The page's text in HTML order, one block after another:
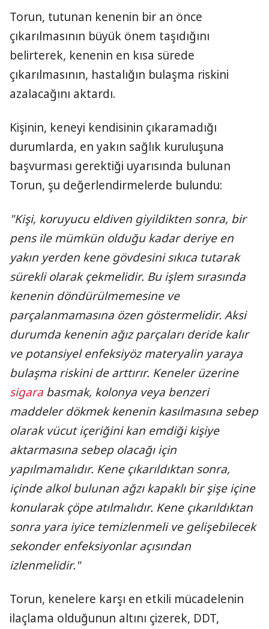
Torun, tutunan kenenin bir an önce
çıkarılmasının büyük önem taşıdığını
belirterek, kenenin en kısa sürede
çıkarılmasının, hastalığın bulaşma riskini
azalacağını aktardı.
Kişinin, keneyi kendisinin çıkaramadığı
durumlarda, en yakın sağlık kuruluşuna
başvurması gerektiği uyarısında bulunan
Torun, şu değerlendirmelerde bulundu:
"Kişi, koruyucu eldiven giyildikten sonra, bir
pens ile mümkün olduğu kadar deriye en
yakın yerden kene gövdesini sıkıca tutarak
sürekli olarak çekmelidir. Bu işlem sırasında
kenenin döndürülmemesine ve
parçalanmamasına özen göstermelidir. Aksi
durumda kenenin ağız parçaları deride kalır
ve potansiyel enfeksiyöz materyalin yaraya
bulaşma riskini de arttırır. Keneler üzerine
sigara basmak, kolonya veya benzeri
maddeler dökmek kenenin kasılmasına sebep
olarak vücut içeriğini kan emdiği kişiye
aktarmasına sebep olacağı için
yapılmamalıdır. Kene çıkarıldıktan sonra,
içinde alkol bulunan ağzı kapaklı bir şişe içine
konularak çöpe atılmalıdır. Kene çıkarıldıktan
sonra yara iyice temizlenmeli ve gelişebilecek
sekonder enfeksiyonlar açısından
izlenmelidir."
Torun, kenelere karşı en etkili mücadelenin
ilaçlama olduğunun altını çizerek, DDT,